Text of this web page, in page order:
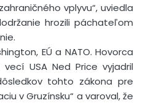
vplyvu“, uviedla
hrozili páchateľom
EÚ a NATO. Hovorca
USA Ned Price vyjadril
tohto zákona pre
v Gruzínsku“ a varoval, že